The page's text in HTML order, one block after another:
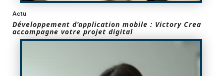
Actu
Développement d’application mobile : Victory Crea
accompagne votre projet digital